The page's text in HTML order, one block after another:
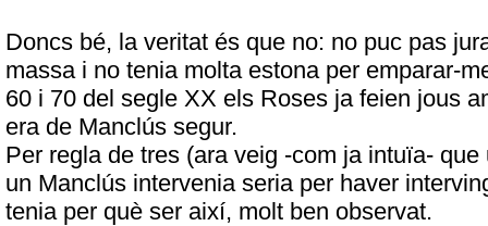
Doncs bé, la veritat és que no: no puc pas
massa i no tenia molta estona per emparar-
60 i 70 del segle XX els Roses ja feien jous
era de Manclús segur.
Per regla de tres (ara veig -com ja intuïa-
un Manclús intervenia seria per haver
tenia per què ser així, molt ben observat.